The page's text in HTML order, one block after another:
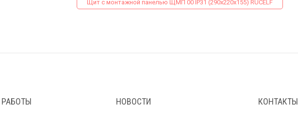
Щит с монтажной панелью ЩМП 00 IP31 (290х220х155) RUCELF
НОВОСТИ КОНТАКТЫ